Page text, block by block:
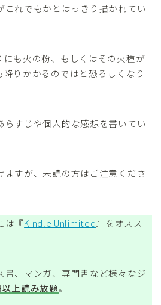
これでもかとはっきり描かれてい
にも火の粉、もしくはその火種が
りかかるのではと恐ろしくなり
らすじや個人的な感想を書いてい
ますが、未読の方はご注意くださ
は『Kindle Unlimited』をオスス
書、マンガ、専門書など様々なジ
上読み放題。